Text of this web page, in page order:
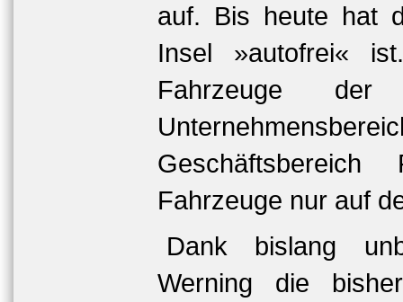
auf. Bis heute hat
Insel »autofrei«
Fahrzeuge
Fahrzeuge nur auf
Dank bislang
Werning die